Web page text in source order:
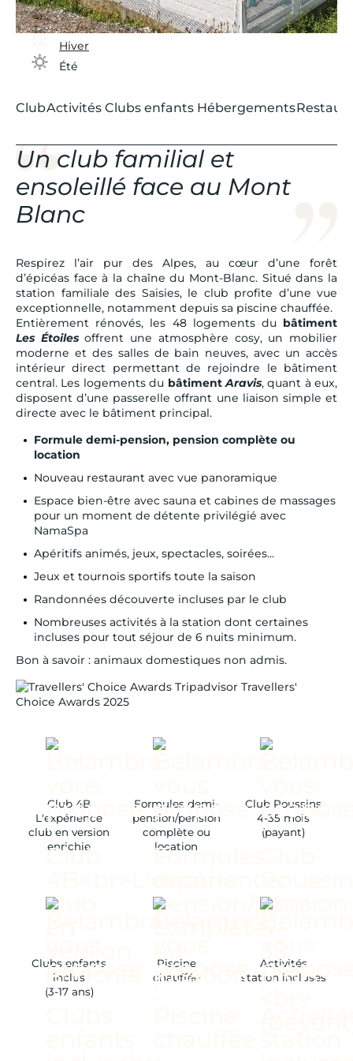
Hiver
Été
ClubActivités Clubs enfants Hébergements
Un club familial et
ensoleillé face au Mont
Blanc
Respirez l’air pur des Alpes, au cœur d’une forêt
d’épicéas face à la chaîne du Mont-Blanc. Situé dans la
station familiale des Saisies, le club profite d’une vue
exceptionnelle, notamment depuis sa piscine chauffée.
Entièrement rénovés, les 48 logements dubâtiment
Les Étoilesoffrent une atmosphère cosy, un mobilier
moderne et des salles de bain neuves, avec un accès
intérieur direct permettant de rejoindre le bâtiment
central. Les logements du bâtiment Aravis, quant à eux,
disposent d’une passerelle offrant une liaison simple et
directe avec le bâtiment principal.
Formule demi-pension, pension complète ou
location
Nouveau restaurant avec vue panoramique
Espace bien-être avec sauna et cabines de massages
pour un moment de détente privilégié avec
NamaSpa
Apéritifs animés, jeux, spectacles, soirées...
Jeux et tournois sportifs toute la saison
Randonnées découverte incluses par le club
Nombreuses activités à la station dont certaines
incluses pour tout séjour de 6 nuits minimum.
Bon à savoir : animaux domestiques non admis.
Tripadvisor Travellers'
Choice Awards 2025
Club 4B
L'expérience
club en version
enrichie
Formules demi-
pension/pension
complète ou
location
Club Poussins
4-35 mois
(payant)
Clubs enfants
inclus
(3-17 ans)
Piscine
chauffée
Activités
station incluses